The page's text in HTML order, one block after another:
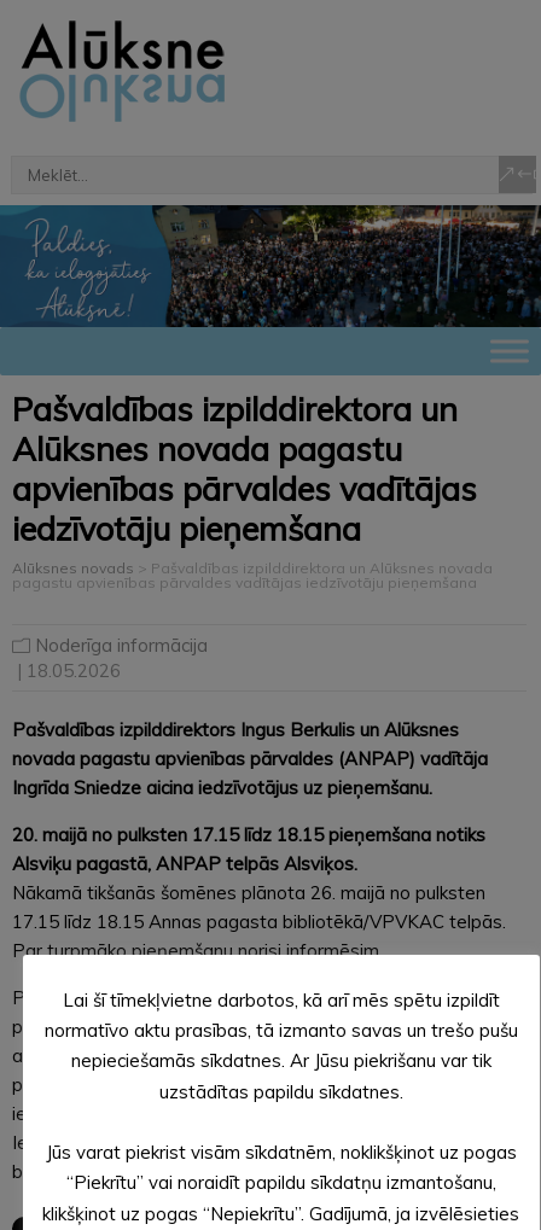
Pašvaldības izpilddirektora un
Alūksnes novada pagastu
apvienības pārvaldes vadītājas
iedzīvotāju pieņemšana
Alūksnes novads > Pašvaldības izpilddirektora un Alūksnes novada
pagastu apvienības pārvaldes vadītājas iedzīvotāju pieņemšana
Noderīga informācija
| 18.05.2026
Pašvaldības izpilddirektors Ingus Berkulis un Alūksnes
novada pagastu apvienības pārvaldes (ANPAP) vadītāja
Ingrīda Sniedze aicina iedzīvotājus uz pieņemšanu.
20. maijā no pulksten 17.15 līdz 18.15 pieņemšana notiks
Alsviķu pagastā, ANPAP telpās Alsviķos.
Nākamā tikšanās šomēnes plānota 26. maijā no pulksten
17.15 līdz 18.15 Annas pagasta bibliotēkā/VPVKAC telpās.
Par turpmāko pieņemšanu norisi informēsim.
Pieņemšana notiks kopīgas sarunas formātā – pašvaldības
pārstāvji pastāstīs par plānotajiem darbiem pagastā un
atbildēs uz iedzīvotāju aktuāliem jautājumiem. Uz
pieņemšanu aicināts arī teritorijas pārstāvis Alūksnes novada
iedzīvotāju padomē.
Iedzīvotājus aicinām pieteikties pieņemšanai sava pagasta
bibliotēkā/VPVKAC, lai apzinātu aptuveno dalībnieku skaitu.
Lai šī tīmekļvietne darbotos, kā arī mēs spētu izpildīt
normatīvo aktu prasības, tā izmanto savas un trešo pušu
nepieciešamās sīkdatnes. Ar Jūsu piekrišanu var tik
uzstādītas papildu sīkdatnes.
Jūs varat piekrist visām sīkdatnēm, noklikšķinot uz pogas
“Piekrītu” vai noraidīt papildu sīkdatņu izmantošanu,
klikšķinot uz pogas “Nepiekrītu”. Gadījumā, ja izvēlēsieties